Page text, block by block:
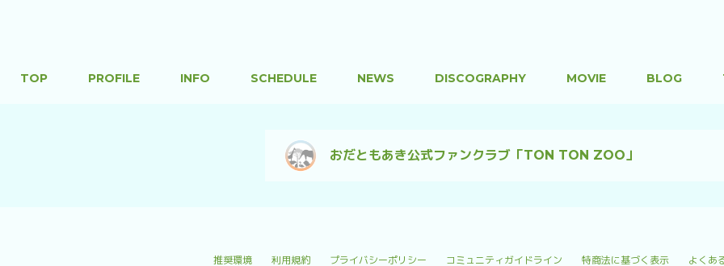
TOP PROFILE INFO SCHEDULE NEWS DISCOGRAPHY MOVIE BLOG
おだともあき公式ファンクラブ「TON TON ZOO」
推奨環境 利用規約 プライバシーポリシー コミュニティガイドライン 特商法に基づく表示 よくあ